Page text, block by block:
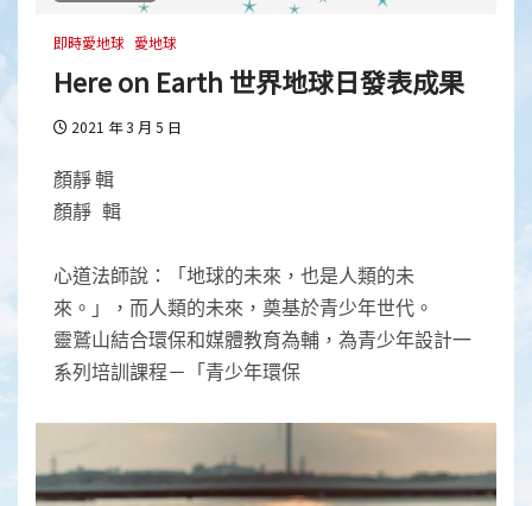
即時愛地球 愛地球
Here on Earth 世界地球日發表成果
2021 年 3 月 5 日
顏靜 輯
顏靜 輯
心道法師說：「地球的未來，也是人類的未
來。」，而人類的未來，奠基於青少年世代。
靈鷲山結合環保和媒體教育為輔，為青少年設計一
系列培訓課程－「青少年環保